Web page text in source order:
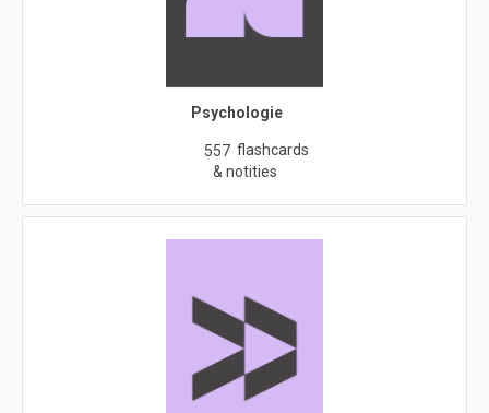
Psychologie
557 flashcards
& notities